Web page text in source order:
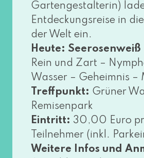
Gartengestalterin)
Entdeckungsreise in
der Welt ein.
Heute: Seerosenweiß
Rein und Zart –
Wasser – Geheimnis –
Treffpunkt: Grüner
Remisenpark
Eintritt: 30,00 Euro
Teilnehmer (inkl.
Weitere Infos und